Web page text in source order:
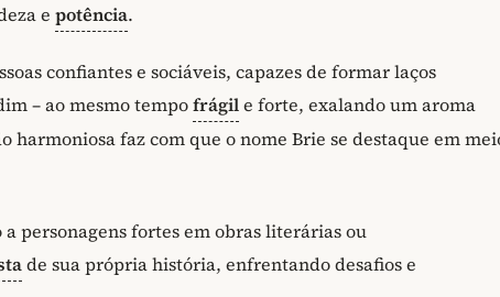
e potência.
confiantes e sociáveis, capazes de formar laços
– ao mesmo tempofrágile forte, exalando um aroma
harmoniosa faz com que o nome Brie se destaque em
personagens fortes em obras literárias ou
de sua própria história, enfrentando desafios e